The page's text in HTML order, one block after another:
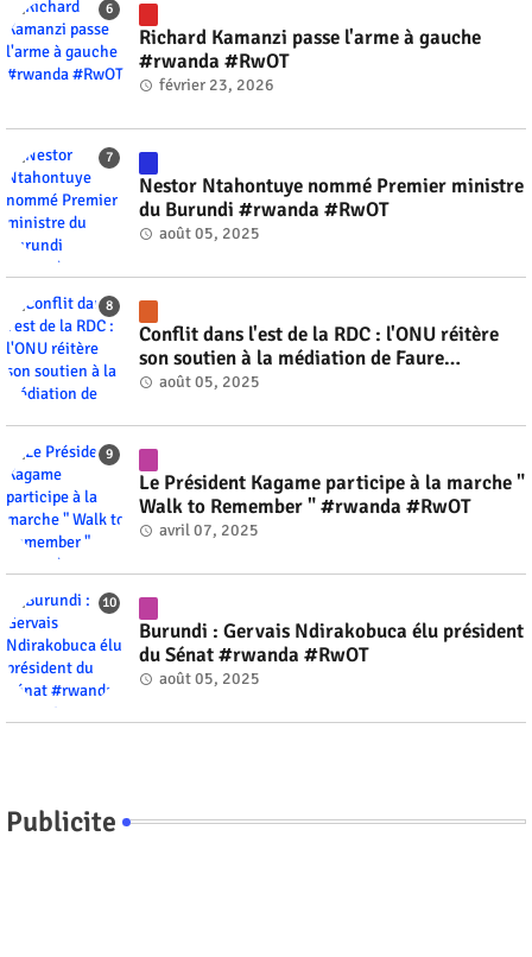
Richard Kamanzi passe l'arme à gauche
#rwanda #RwOT
février 23, 2026
Nestor Ntahontuye nommé Premier ministre
du Burundi #rwanda #RwOT
août 05, 2025
Conflit dans l'est de la RDC : l'ONU réitère
son soutien à la médiation de Faure
Gnassingbé #rwanda #RwOT
août 05, 2025
Le Président Kagame participe à la marche "
Walk to Remember " #rwanda #RwOT
avril 07, 2025
Burundi : Gervais Ndirakobuca élu président
du Sénat #rwanda #RwOT
août 05, 2025
Publicite